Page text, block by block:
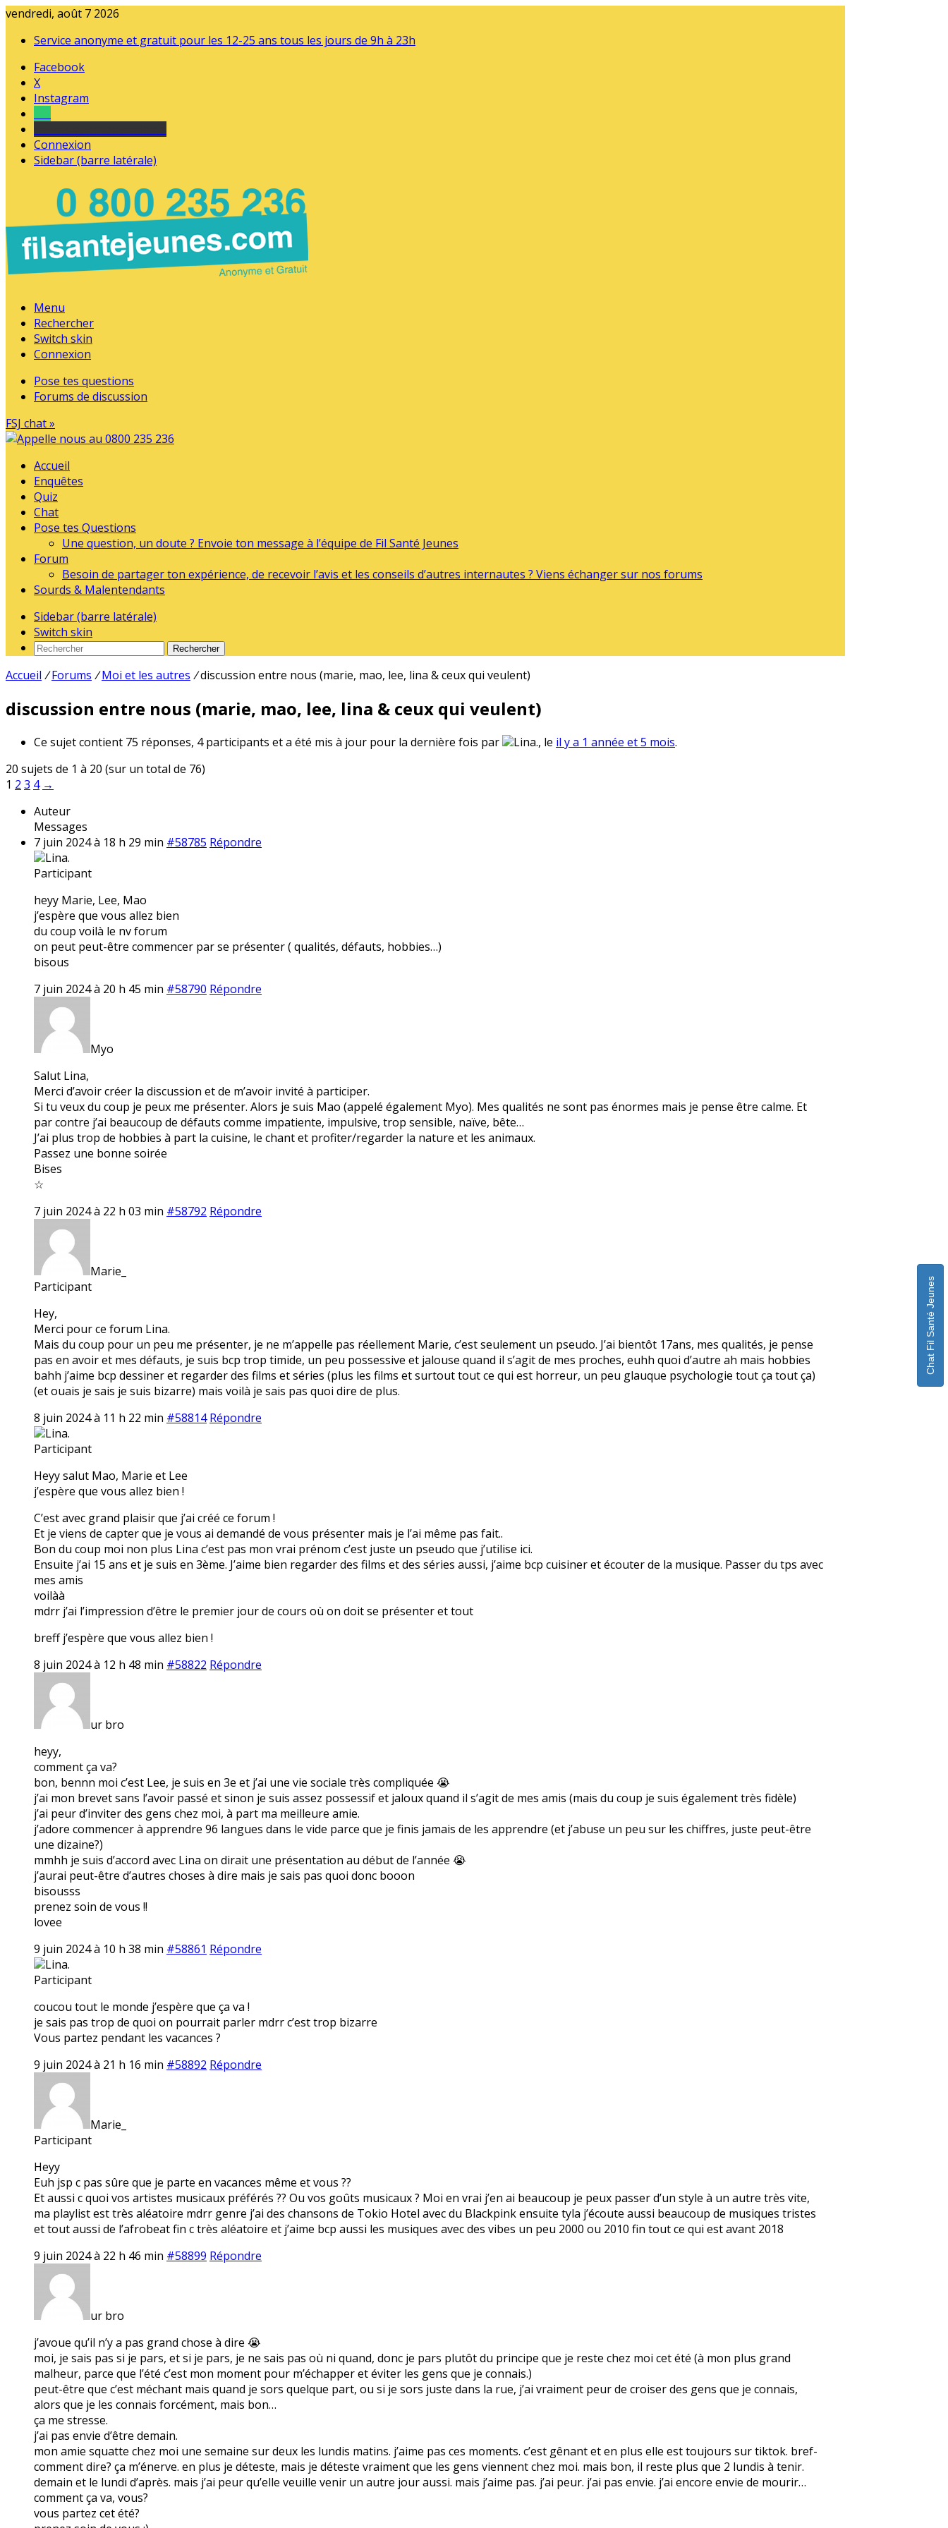
vendredi, août 7 2026
Service anonyme et gratuit pour les 12-25 ans tous les jours de 9h à 23h
Facebook
X
Instagram
Connexion
Sidebar (barre latérale)
Menu
Rechercher
Switch skin
Connexion
Pose tes questions
Forums de discussion
FSJ chat »
Accueil
Enquêtes
Quiz
Chat
Pose tes Questions
Une question, un doute ? Envoie ton message à l’équipe de Fil Santé Jeunes
Forum
Besoin de partager ton expérience, de recevoir l’avis et les conseils d’autres internautes ? Viens échanger sur nos forums
Sourds & Malentendants
Sidebar (barre latérale)
Switch skin
Rechercher
Accueil / Forums / Moi et les autres /discussion entre nous (marie, mao, lee, lina & ceux qui veulent)
discussion entre nous (marie, mao, lee, lina & ceux qui veulent)
Ce sujet contient 75 réponses, 4 participants et a été mis à jour pour la dernière fois par Lina., le il y a 1 année et 5 mois.
20 sujets de 1 à 20 (sur un total de 76)
1 2 3 4 →
Auteur
Messages
7 juin 2024 à 18 h 29 min #58785 Répondre
Lina.
Participant
heyy Marie, Lee, Mao
j’espère que vous allez bien
du coup voilà le nv forum
on peut peut-être commencer par se présenter ( qualités, défauts, hobbies…)
bisous
7 juin 2024 à 20 h 45 min #58790 Répondre
Myo
Salut Lina,
Merci d’avoir créer la discussion et de m’avoir invité à participer.
Si tu veux du coup je peux me présenter. Alors je suis Mao (appelé également Myo). Mes qualités ne sont pas énormes mais je pense être calme. Et
par contre j’ai beaucoup de défauts comme impatiente, impulsive, trop sensible, naïve, bête…
J’ai plus trop de hobbies à part la cuisine, le chant et profiter/regarder la nature et les animaux.
Passez une bonne soirée
Bises
☆
7 juin 2024 à 22 h 03 min #58792 Répondre
Marie_
Participant
Hey,
Merci pour ce forum Lina.
Mais du coup pour un peu me présenter, je ne m’appelle pas réellement Marie, c’est seulement un pseudo. J’ai bientôt 17ans, mes qualités, je pense
pas en avoir et mes défauts, je suis bcp trop timide, un peu possessive et jalouse quand il s’agit de mes proches, euhh quoi d’autre ah mais hobbies
bahh j’aime bcp dessiner et regarder des films et séries (plus les films et surtout tout ce qui est horreur, un peu glauque psychologie tout ça tout ça)
(et ouais je sais je suis bizarre) mais voilà je sais pas quoi dire de plus.
8 juin 2024 à 11 h 22 min #58814 Répondre
Lina.
Participant
Heyy salut Mao, Marie et Lee
j’espère que vous allez bien !
C’est avec grand plaisir que j’ai créé ce forum !
Et je viens de capter que je vous ai demandé de vous présenter mais je l’ai même pas fait..
Bon du coup moi non plus Lina c’est pas mon vrai prénom c’est juste un pseudo que j’utilise ici.
Ensuite j’ai 15 ans et je suis en 3ème. J’aime bien regarder des films et des séries aussi, j’aime bcp cuisiner et écouter de la musique. Passer du tps avec
mes amis
voilàà
mdrr j’ai l’impression d’être le premier jour de cours où on doit se présenter et tout
breff j’espère que vous allez bien !
8 juin 2024 à 12 h 48 min #58822 Répondre
ur bro
heyy,
comment ça va?
bon, bennn moi c’est Lee, je suis en 3e et j’ai une vie sociale très compliquée 😭
j’ai mon brevet sans l’avoir passé et sinon je suis assez possessif et jaloux quand il s’agit de mes amis (mais du coup je suis également très fidèle)
j’ai peur d’inviter des gens chez moi, à part ma meilleure amie.
j’adore commencer à apprendre 96 langues dans le vide parce que je finis jamais de les apprendre (et j’abuse un peu sur les chiffres, juste peut-être
une dizaine?)
mmhh je suis d’accord avec Lina on dirait une présentation au début de l’année 😭
j’aurai peut-être d’autres choses à dire mais je sais pas quoi donc booon
bisousss
prenez soin de vous !!
lovee
9 juin 2024 à 10 h 38 min #58861 Répondre
Lina.
Participant
coucou tout le monde j’espère que ça va !
je sais pas trop de quoi on pourrait parler mdrr c’est trop bizarre
Vous partez pendant les vacances ?
9 juin 2024 à 21 h 16 min #58892 Répondre
Marie_
Participant
Heyy
Euh jsp c pas sûre que je parte en vacances même et vous ??
Et aussi c quoi vos artistes musicaux préférés ?? Ou vos goûts musicaux ? Moi en vrai j’en ai beaucoup je peux passer d’un style à un autre très vite,
ma playlist est très aléatoire mdrr genre j’ai des chansons de Tokio Hotel avec du Blackpink ensuite tyla j’écoute aussi beaucoup de musiques tristes
et tout aussi de l’afrobeat fin c très aléatoire et j’aime bcp aussi les musiques avec des vibes un peu 2000 ou 2010 fin tout ce qui est avant 2018
9 juin 2024 à 22 h 46 min #58899 Répondre
ur bro
j’avoue qu’il n’y a pas grand chose à dire 😭
moi, je sais pas si je pars, et si je pars, je ne sais pas où ni quand, donc je pars plutôt du principe que je reste chez moi cet été (à mon plus grand
malheur, parce que l’été c’est mon moment pour m’échapper et éviter les gens que je connais.)
peut-être que c’est méchant mais quand je sors quelque part, ou si je sors juste dans la rue, j’ai vraiment peur de croiser des gens que je connais,
alors que je les connais forcément, mais bon…
ça me stresse.
j’ai pas envie d’être demain.
mon amie squatte chez moi une semaine sur deux les lundis matins. j’aime pas ces moments. c’est gênant et en plus elle est toujours sur tiktok. bref-
comment dire? ça m’énerve. en plus je déteste, mais je déteste vraiment que les gens viennent chez moi. mais bon, il reste plus que 2 lundis à tenir.
demain et le lundi d’après. mais j’ai peur qu’elle veuille venir un autre jour aussi. mais j’aime pas. j’ai peur. j’ai pas envie. j’ai encore envie de mourir…
comment ça va, vous?
vous partez cet été?
Chat Fil Santé Jeunes